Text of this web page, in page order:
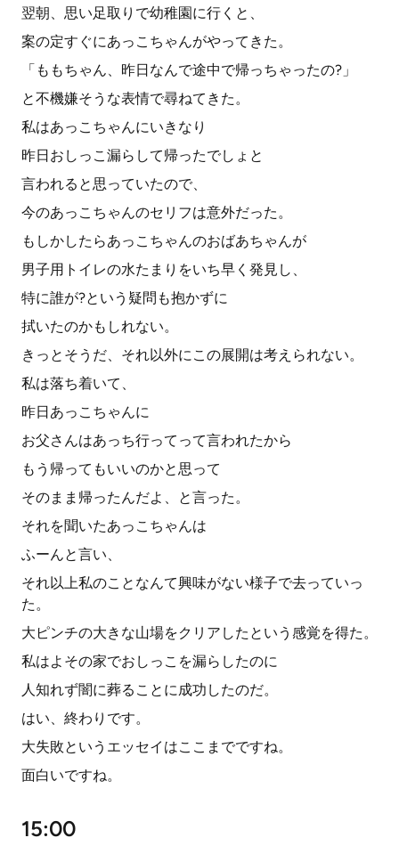
翌朝、思い足取りで幼稚園に行くと、
案の定すぐにあっこちゃんがやってきた。
「ももちゃん、昨日なんで途中で帰っちゃったの?」
と不機嫌そうな表情で尋ねてきた。
私はあっこちゃんにいきなり
昨日おしっこ漏らして帰ったでしょと
言われると思っていたので、
今のあっこちゃんのセリフは意外だった。
もしかしたらあっこちゃんのおばあちゃんが
男子用トイレの水たまりをいち早く発見し、
特に誰が?という疑問も抱かずに
拭いたのかもしれない。
きっとそうだ、それ以外にこの展開は考えられない。
私は落ち着いて、
昨日あっこちゃんに
お父さんはあっち行ってって言われたから
もう帰ってもいいのかと思って
そのまま帰ったんだよ、と言った。
それを聞いたあっこちゃんは
ふーんと言い、
それ以上私のことなんて興味がない様子で去っていっ
た。
大ピンチの大きな山場をクリアしたという感覚を得た。
私はよその家でおしっこを漏らしたのに
人知れず闇に葬ることに成功したのだ。
はい、終わりです。
大失敗というエッセイはここまでですね。
面白いですね。
15:00